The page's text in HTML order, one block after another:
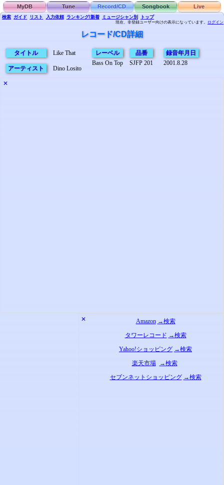
MyDB Tune Record/CD Songbook Live
検索 ガイド リスト 入力依頼 ランキング/新着 ミュージシャン別 トップ
現在、非登録ユーザー向けの表示になっています。 ログイン
レコード/CD詳細
タイトル Like That
アーティスト Dino Losito
レーベル
Bass On Top
品番
SJFP 201
録音年月日
2001.8.28
✕
✕ Amazon →検索
タワーレコード →検索
Yahoo!ショッピング →検索
楽天市場
→検索
セブンネットショッピング →検索